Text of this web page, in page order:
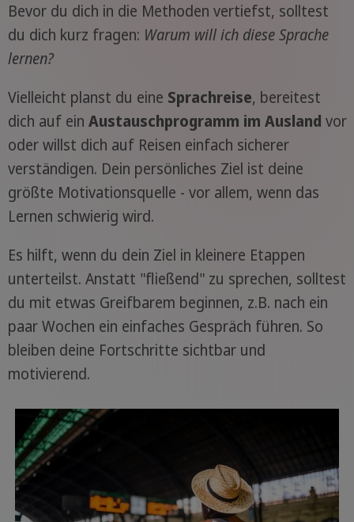
Bevor du dich in die Methoden vertiefst, solltest
du dich kurz fragen: Warum will ich diese Sprache
lernen?
Vielleicht planst du eine Sprachreise, bereitest
dich auf ein Austauschprogramm im Ausland vor
oder willst dich auf Reisen einfach sicherer
verständigen. Dein persönliches Ziel ist deine
größte Motivationsquelle - vor allem, wenn das
Lernen schwierig wird.
Es hilft, wenn du dein Ziel in kleinere Etappen
unterteilst. Anstatt "fließend" zu sprechen, solltest
du mit etwas Greifbarem beginnen, z.B. nach ein
paar Wochen ein einfaches Gespräch führen. So
bleiben deine Fortschritte sichtbar und
motivierend.